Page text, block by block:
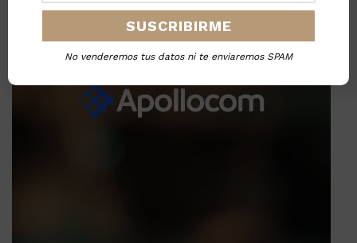
No venderemos tus datos ni te enviaremos SPAM